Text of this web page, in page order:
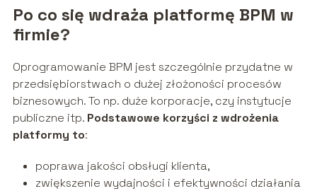
Po co się wdraża platformę BPM w
firmie?
Oprogramowanie BPM jest szczególnie przydatne w
przedsiębiorstwach o dużej złożoności procesów
biznesowych. To np. duże korporacje, czy instytucje
publiczne itp. Podstawowe korzyści z wdrożenia
platformy to:
poprawa jakości obsługi klienta,
zwiększenie wydajności i efektywności działania